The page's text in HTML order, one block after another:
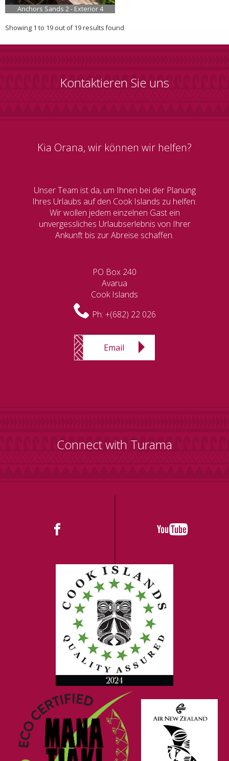
Anchors Sands 2 - Exterior 4
Showing 1 to 19 out of 19 results found
Kontaktieren Sie uns
Kia Orana, wir können wir helfen?
Unser Team ist da, um Ihnen bei der Planung
Ihres Urlaubs auf den Cook Islands zu helfen.
Wir wollen jedem einzelnen Gast ein
unvergessliches Urlaubserlebnis von Ihrer
Ankunft bis zur Abreise schaffen.
PO Box 240
Avarua
Cook Islands
Ph: +(682) 22 026
Email
Connect with Turama